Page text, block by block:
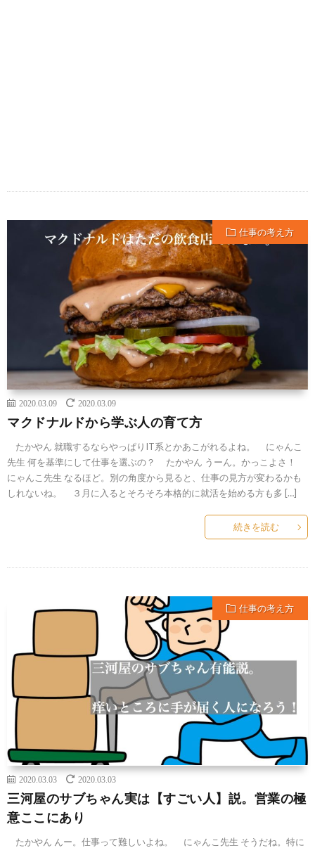
仕事の考え方
2020.03.09 2020.03.09
マクドナルドから学ぶ人の育て方
たかやん 就職するならやっぱりIT系とかあこがれるよね。 にゃんこ
先生 何を基準にして仕事を選ぶの？ たかやん うーん。かっこよさ！
にゃんこ先生 なるほど。別の角度から見ると、仕事の見方が変わるかも
しれないね。 ３月に入るとそろそろ本格的に就活を始める方も多 […]
続きを読む
仕事の考え方
2020.03.03 2020.03.03
三河屋のサブちゃん実は【すごい人】説。営業の極
意ここにあり
たかやん んー。仕事って難しいよね。 にゃんこ先生 そうだね。特に